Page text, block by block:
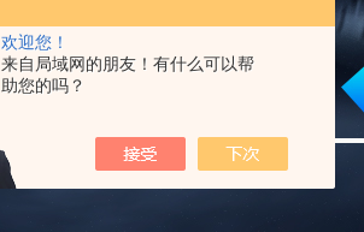
欢迎您！
来自局域网的朋友！有什么可以帮
助您的吗？